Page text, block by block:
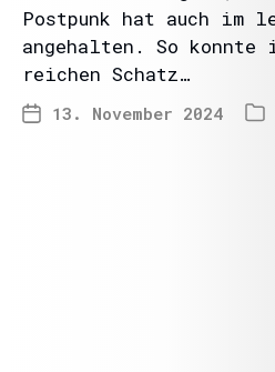
Postpunk hat auch im
angehalten. So konnte
reichen Schatz…
13. November 2024